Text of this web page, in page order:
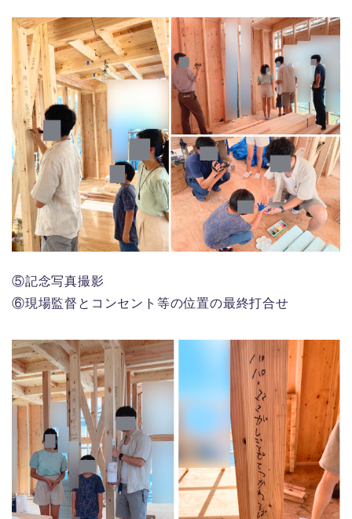
⑤記念写真撮影
⑥現場監督とコンセント等の位置の最終打合せ